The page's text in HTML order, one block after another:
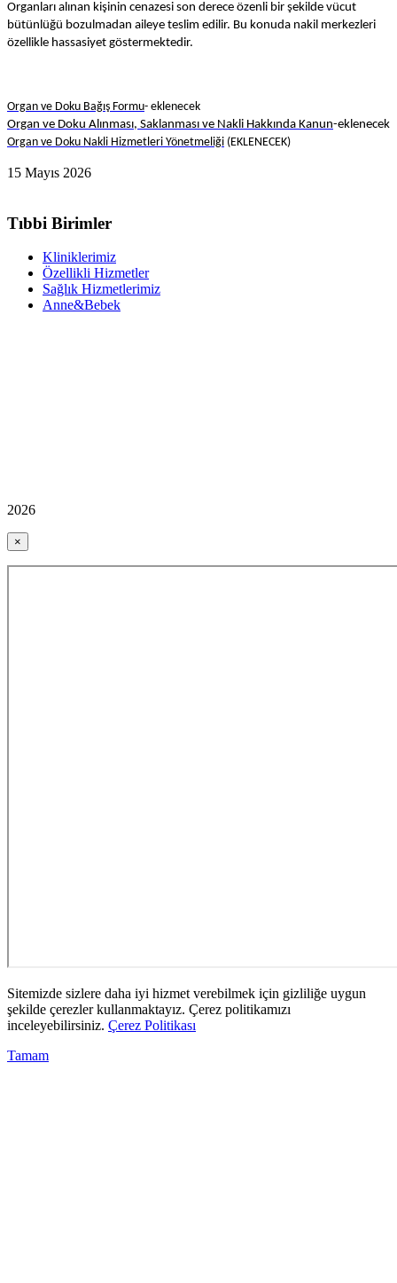
Organları alınan kişinin cenazesi son derece özenli bir şekilde vücut
bütünlüğü bozulmadan aileye teslim edilir. Bu konuda nakil merkezleri
özellikle hassasiyet göstermektedir.
Organ ve Doku Bağış Formu- eklenecek
Organ ve Doku Alınması, Saklanması ve Nakli Hakkında Kanun-eklenecek
Organ ve Doku Nakli Hizmetleri Yönetmeliği (EKLENECEK)
15 Mayıs 2026
Tıbbi Birimler
Kliniklerimiz
Özellikli Hizmetler
Sağlık Hizmetlerimiz
Anne&Bebek
2026
×
Sitemizde sizlere daha iyi hizmet verebilmek için gizliliğe uygun
şekilde çerezler kullanmaktayız. Çerez politikamızı
inceleyebilirsiniz. Çerez Politikası
Tamam